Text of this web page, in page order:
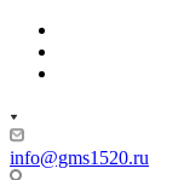
info@gms1520.ru